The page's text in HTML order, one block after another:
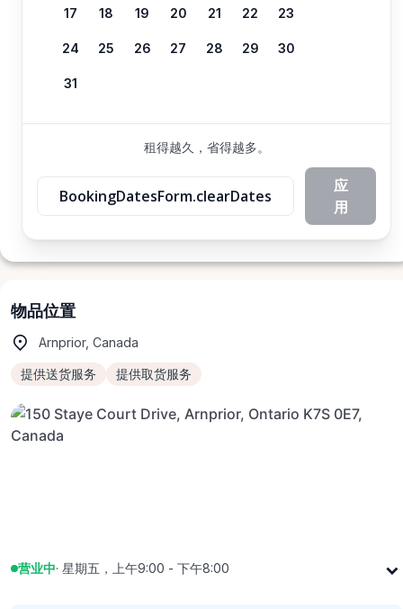
17 18 19 20 21 22 23
24 25 26 27 28 29 30
31
租得越久，省得越多。
BookingDatesForm.clearDates
应
用
物品位置
Arnprior, Canada
提供送货服务 提供取货服务
营业中· 星期五，上午9:00 - 下午8:00